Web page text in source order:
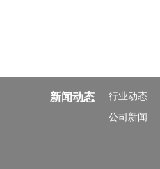
新闻动态
行业动态
公司新闻